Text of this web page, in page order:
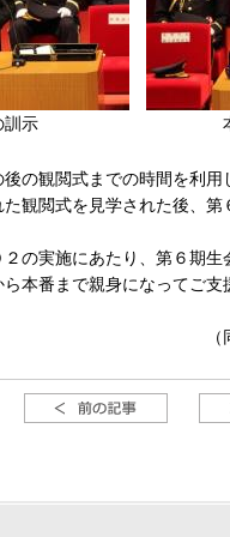
訓示 本松統合
の観閲式までの時間を利
観閲式を見学された後、
の実施にあたり、第６期
本番まで親身になってご
務局事業